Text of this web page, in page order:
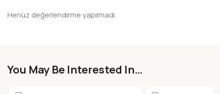
Henüz değerlendirme yapılmadı.
You May Be Interested In…